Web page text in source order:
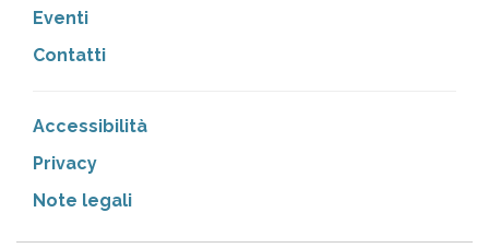
Eventi
Contatti
Accessibilità
Privacy
Note legali